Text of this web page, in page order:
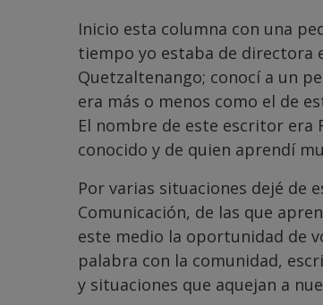
Inicio esta columna con una
tiempo yo estaba de directora
Quetzaltenango; conocí a un
era más o menos como el de
El nombre de este escritor era
conocido y de quien aprendí
Por varias situaciones dejé de
Comunicación, de las que
este medio la oportunidad de
palabra con la comunidad,
y situaciones que aquejan a